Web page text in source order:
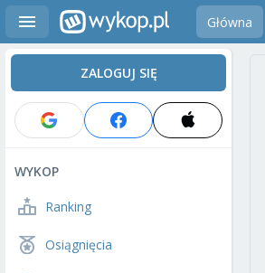
Główna
ZALOGUJ SIĘ
WYKOP
Ranking
Osiągnięcia